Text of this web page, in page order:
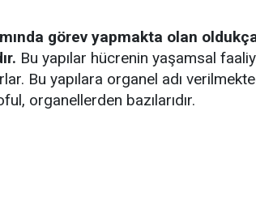
görev yapmakta olan
Bu yapılar hücrenin yaşamsal
Bu yapılara organel adı
organellerden bazılarıdır.